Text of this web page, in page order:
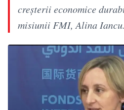
creșterii economice
misiunii FMI, Alina Iancu.